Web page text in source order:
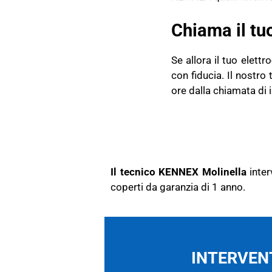
Chiama il
Se allora il tuo
con fiducia. Il nostro
ore dalla chiamata di
Il tecnico KENNEX Molinella
coperti da garanzia di 1 anno.